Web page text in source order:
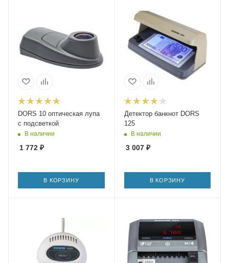
DORS 10 оптическая лупа
с подсветкой
В наличии
1 772 ₽
В КОРЗИНУ
Детектор банкнот DORS
125
В наличии
3 007₽
В КОРЗИНУ